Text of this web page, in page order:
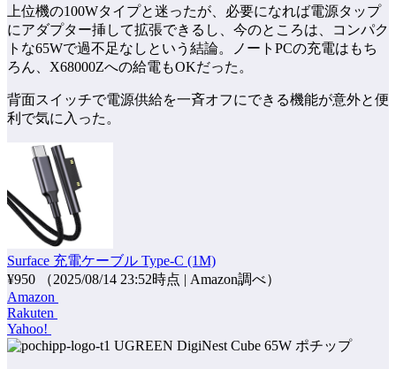
上位機の100Wタイプと迷ったが、必要になれば電源タップ
にアダプター挿して拡張できるし、今のところは、コンパク
トな65Wで過不足なしという結論。ノートPCの充電はもち
ろん、X68000Zへの給電もOKだった。
背面スイッチで電源供給を一斉オフにできる機能が意外と便
利で気に入った。
Surface 充電ケーブル Type-C (1M)
¥950
（2025/08/14 23:52時点 | Amazon調べ）
Amazon
Rakuten
Yahoo!
ポチップ